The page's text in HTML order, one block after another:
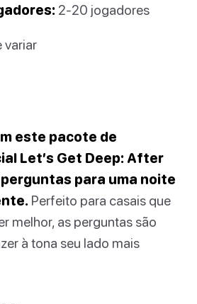
2-20 jogadores
variar
este pacote de
Let’s Get Deep: After
para uma noite
Perfeito para casais que
melhor, as perguntas são
à tona seu lado mais